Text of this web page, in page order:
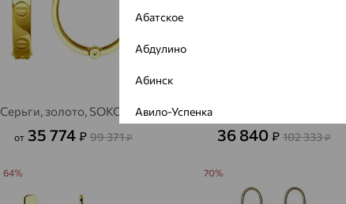
Серьги, золото, SOKOLOV
от 35 774 ₽ 99 371₽
Серьги, золото, SOKOLOV
36 840 ₽ 102 333₽
64% 70%
Абатское
Абдулино
Абинск
Авило-Успенка